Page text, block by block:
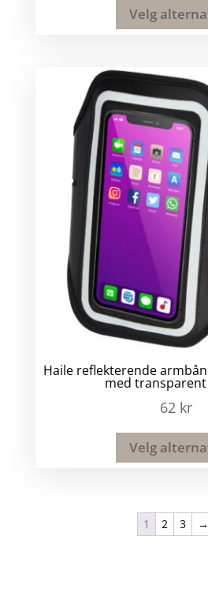
Velg
Haile reflekterende
med transparent
62 kr
Velg
1 2 3 →